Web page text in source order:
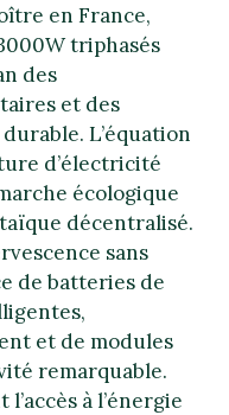
en France,
triphasés
des
et des
L’équation
d’électricité
écologique
décentralisé.
sans
de batteries de
et de modules
remarquable.
à l’énergie